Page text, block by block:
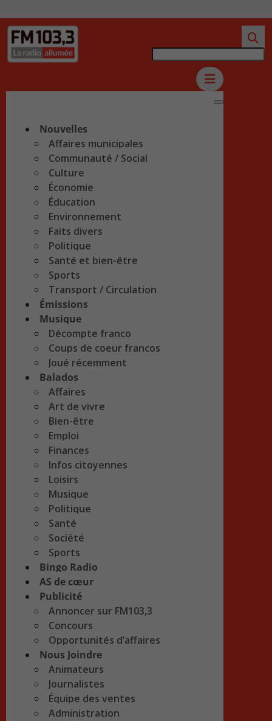
Nouvelles
Affaires municipales
Communauté / Social
Culture
Économie
Éducation
Environnement
Faits divers
Politique
Santé et bien-être
Sports
Transport / Circulation
Émissions
Musique
Décompte franco
Coups de coeur francos
Joué récemment
Balados
Affaires
Art de vivre
Bien-être
Emploi
Finances
Infos citoyennes
Loisirs
Musique
Politique
Santé
Société
Sports
Bingo Radio
AS de cœur
Publicité
Annoncer sur FM103,3
Concours
Opportunités d’affaires
Nous Joindre
Animateurs
Journalistes
Équipe des ventes
Administration